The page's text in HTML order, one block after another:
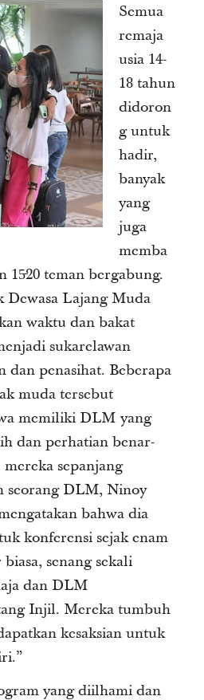
Semua
remaja
usia 14-
18 tahun
didoron
g untuk
hadir,
banyak
yang
juga
memba
15̵20 teman bergabung.
Dewasa Lajang Muda
waktu dan bakat
sukarelawan
dan penasihat. Beberapa
muda tersebut
memiliki DLM yang
dan perhatian benar-
sepanjang
seorang DLM, Ninoy
bahwa dia
konferensi sejak enam
senang sekali
dan DLM
Injil. Mereka tumbuh
kesaksian untuk
yang diilhami dan